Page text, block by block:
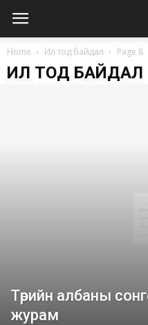
Home Ил тод байдал Page 8
ИЛ ТОД БАЙДАЛ
Төрийн албаны
журам